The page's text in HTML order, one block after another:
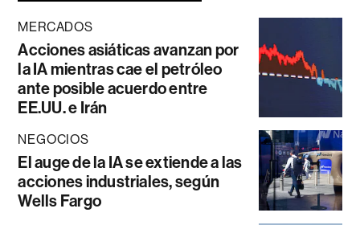
MERCADOS
Acciones asiáticas avanzan por
la IA mientras cae el petróleo
ante posible acuerdo entre
EE.UU. e Irán
NEGOCIOS
El auge de la IA se extiende a las
acciones industriales, según
Wells Fargo